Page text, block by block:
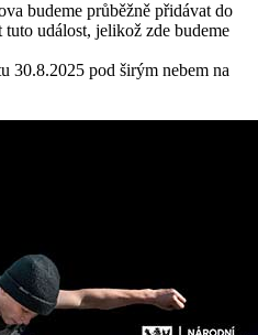
budeme průběžně přidávat do
událost, jelikož zde budeme
30.8.2025 pod širým nebem na